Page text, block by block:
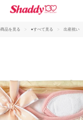
品を見る ●すべて見る 出産祝い